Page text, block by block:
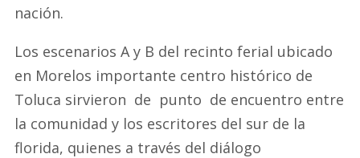
nación.
Los escenarios A y B del recinto ferial ubicado
en Morelos importante centro histórico de
Toluca sirvieron de punto de encuentro entre
la comunidad y los escritores del sur de la
florida, quienes a través del diálogo